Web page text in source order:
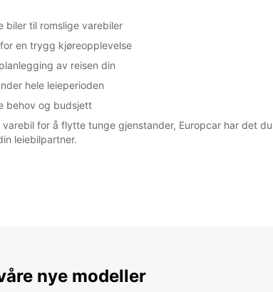
biler til romslige varebiler
en trygg kjøreopplevelse
av reisen din
hele leieperioden
behov og budsjett
for å flytte tunge gjenstander, Europcar har det
leiebilpartner.
nye modeller